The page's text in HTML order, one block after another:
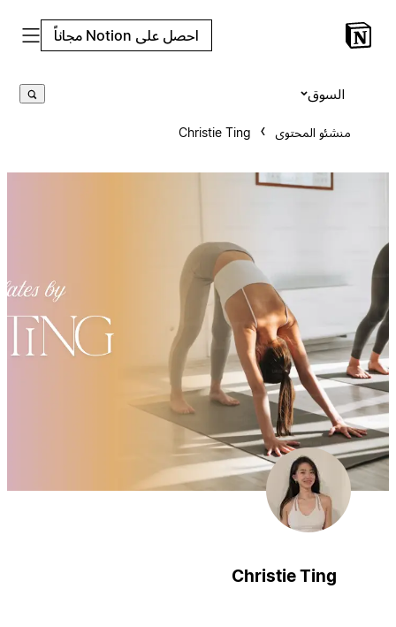
احصل على Notion مجاناً
منشئو المحتوى Christie Ting
Christie Ting